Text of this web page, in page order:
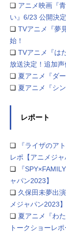
❏ アニメ映画『
い』6/23 公開決定
❏ TVアニメ『夢
始！
❏ TVアニメ『は
放送決定！追加
❏ 夏アニメ『ダ
❏ 夏アニメ『シ
レポート
❏
『ライザのア
レポ【アニメジャ
❏
『
ャパン2023】
❏ 久保田未夢出
メジャパン2023】
❏ 夏アニメ『わ
トークショーレ